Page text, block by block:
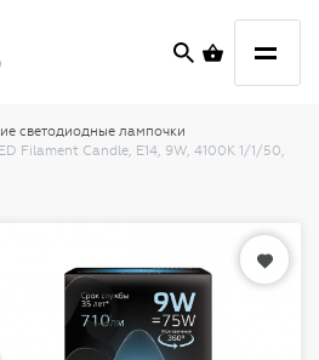
светодиодные лампочки
Filament Candle, E14, 9W, 4100K 1/1/50,